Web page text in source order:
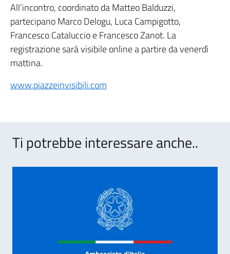
All’incontro, coordinato da Matteo Balduzzi,
partecipano Marco Delogu, Luca Campigotto,
Francesco Cataluccio e Francesco Zanot. La
registrazione sarà visibile online a partire da venerdì
mattina.
www.piazzeinvisibili.com
Ti potrebbe interessare anche..